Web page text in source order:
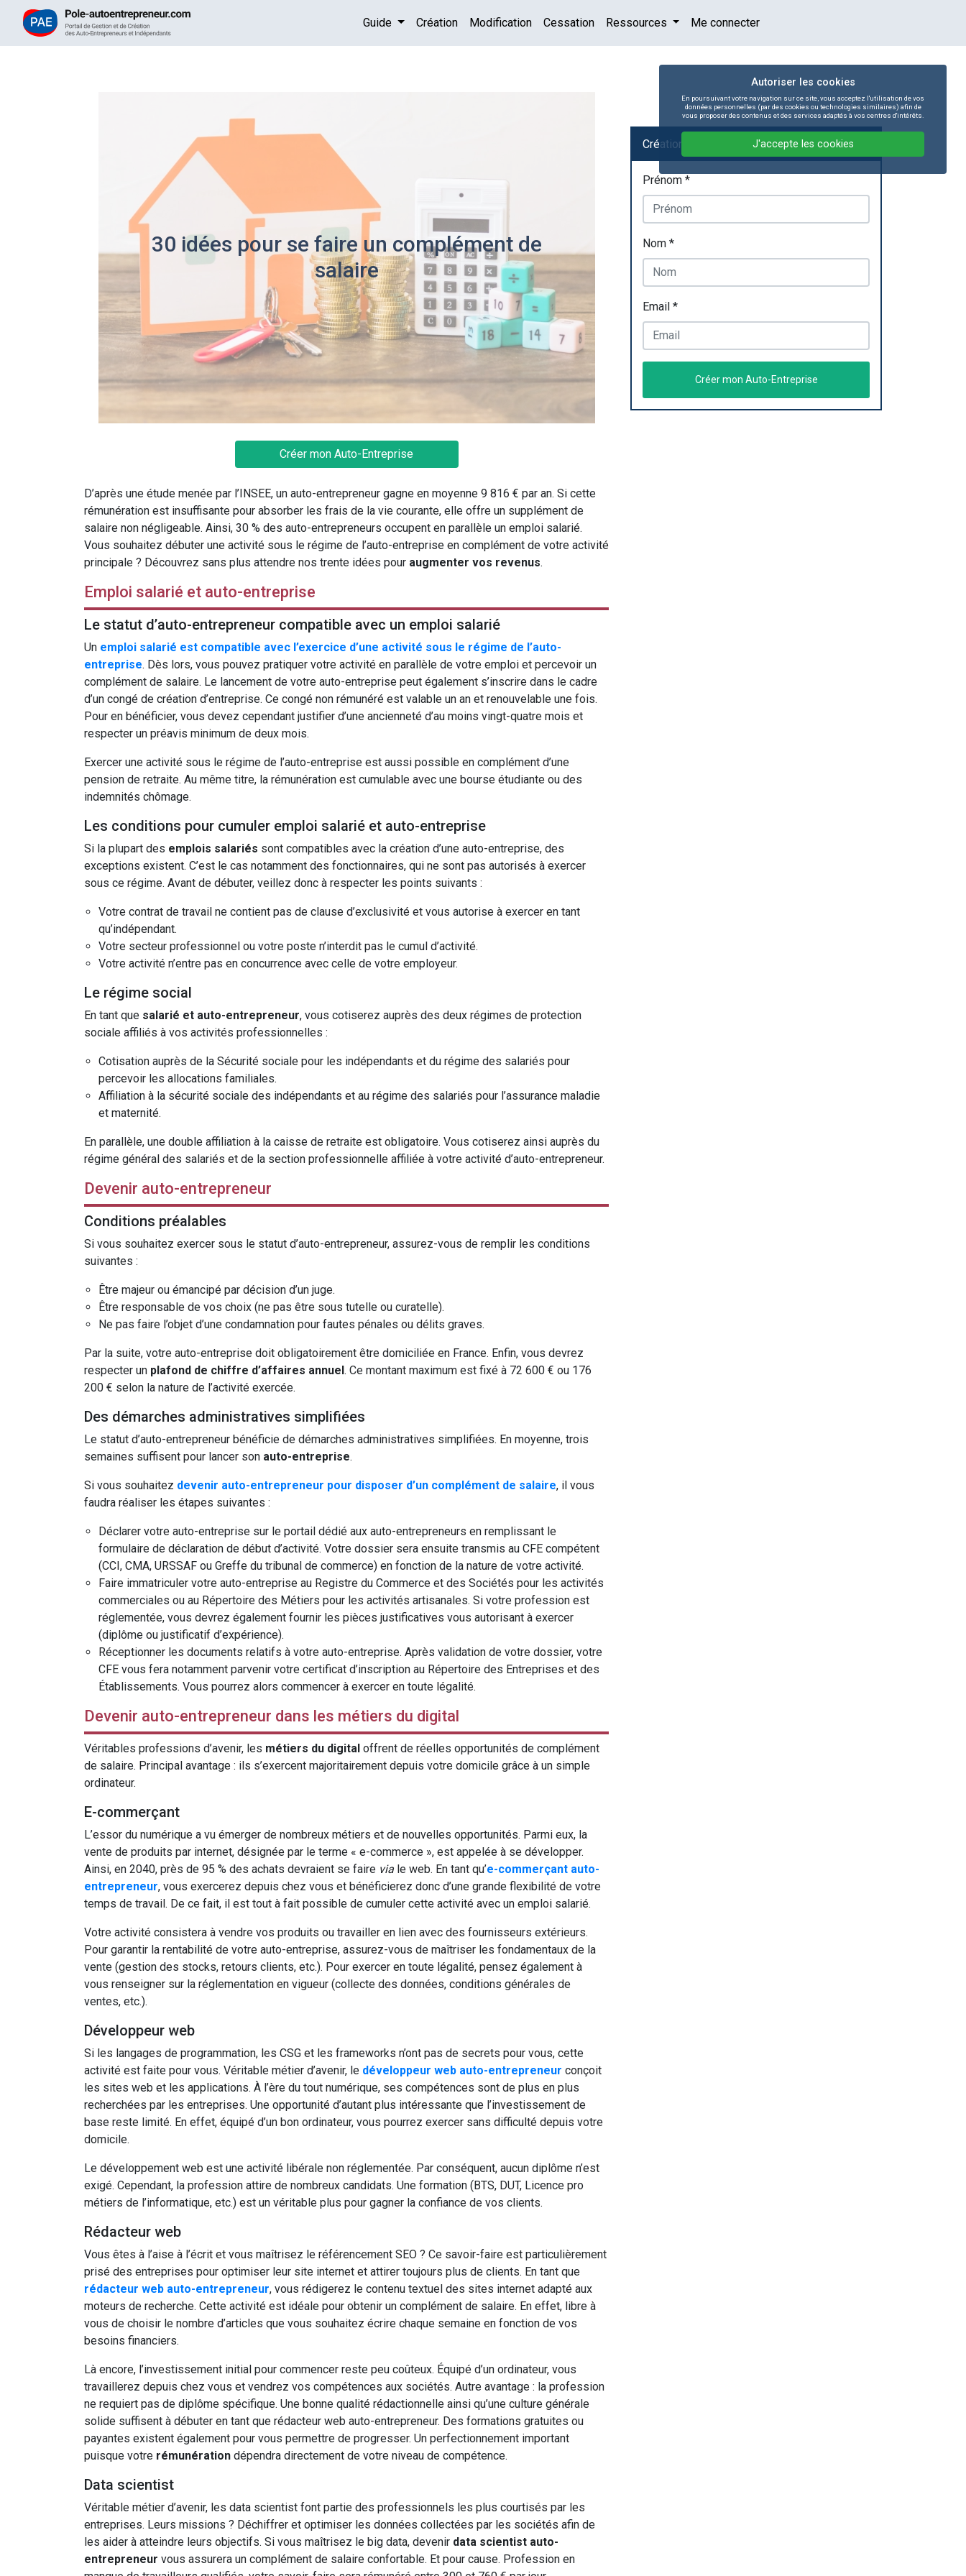
Guide Création Modification Cessation Ressources Me connecter
30 idées pour se faire un complément de
salaire
Créer mon Auto-Entreprise
D’après une étude menée par l’INSEE, un auto-entrepreneur gagne en moyenne 9 816 € par an. Si cette
rémunération est insuffisante pour absorber les frais de la vie courante, elle offre un supplément de
salaire non négligeable. Ainsi, 30 % des auto-entrepreneurs occupent en parallèle un emploi salarié.
Vous souhaitez débuter une activité sous le régime de l’auto-entreprise en complément de votre activité
principale ? Découvrez sans plus attendre nos trente idées pour augmenter vos revenus.
Emploi salarié et auto-entreprise
Le statut d’auto-entrepreneur compatible avec un emploi salarié
Un emploi salarié est compatible avec l’exercice d’une activité sous le régime de l’auto-
entreprise. Dès lors, vous pouvez pratiquer votre activité en parallèle de votre emploi et percevoir un
complément de salaire. Le lancement de votre auto-entreprise peut également s’inscrire dans le cadre
d’un congé de création d’entreprise. Ce congé non rémunéré est valable un an et renouvelable une fois.
Pour en bénéficier, vous devez cependant justifier d’une ancienneté d’au moins vingt-quatre mois et
respecter un préavis minimum de deux mois.
Exercer une activité sous le régime de l’auto-entreprise est aussi possible en complément d’une
pension de retraite. Au même titre, la rémunération est cumulable avec une bourse étudiante ou des
indemnités chômage.
Les conditions pour cumuler emploi salarié et auto-entreprise
Si la plupart des emplois salariés sont compatibles avec la création d’une auto-entreprise, des
exceptions existent. C’est le cas notamment des fonctionnaires, qui ne sont pas autorisés à exercer
sous ce régime. Avant de débuter, veillez donc à respecter les points suivants :
Votre contrat de travail ne contient pas de clause d’exclusivité et vous autorise à exercer en tant
qu’indépendant.
Votre secteur professionnel ou votre poste n’interdit pas le cumul d’activité.
Votre activité n’entre pas en concurrence avec celle de votre employeur.
Le régime social
En tant que salarié et auto-entrepreneur, vous cotiserez auprès des deux régimes de protection
sociale affiliés à vos activités professionnelles :
Cotisation auprès de la Sécurité sociale pour les indépendants et du régime des salariés pour
percevoir les allocations familiales.
Affiliation à la sécurité sociale des indépendants et au régime des salariés pour l’assurance maladie
et maternité.
En parallèle, une double affiliation à la caisse de retraite est obligatoire. Vous cotiserez ainsi auprès du
régime général des salariés et de la section professionnelle affiliée à votre activité d’auto-entrepreneur.
Devenir auto-entrepreneur
Conditions préalables
Si vous souhaitez exercer sous le statut d’auto-entrepreneur, assurez-vous de remplir les conditions
suivantes :
Être majeur ou émancipé par décision d’un juge.
Être responsable de vos choix (ne pas être sous tutelle ou curatelle).
Ne pas faire l’objet d’une condamnation pour fautes pénales ou délits graves.
Par la suite, votre auto-entreprise doit obligatoirement être domiciliée en France. Enfin, vous devrez
respecter un plafond de chiffre d’affaires annuel. Ce montant maximum est fixé à 72 600 € ou 176
200 € selon la nature de l’activité exercée.
Des démarches administratives simplifiées
Le statut d’auto-entrepreneur bénéficie de démarches administratives simplifiées. En moyenne, trois
semaines suffisent pour lancer son auto-entreprise.
Si vous souhaitez devenir auto-entrepreneur pour disposer d’un complément de salaire, il vous
faudra réaliser les étapes suivantes :
Déclarer votre auto-entreprise sur le portail dédié aux auto-entrepreneurs en remplissant le
formulaire de déclaration de début d’activité. Votre dossier sera ensuite transmis au CFE compétent
(CCI, CMA, URSSAF ou Greffe du tribunal de commerce) en fonction de la nature de votre activité.
Faire immatriculer votre auto-entreprise au Registre du Commerce et des Sociétés pour les activités
commerciales ou au Répertoire des Métiers pour les activités artisanales. Si votre profession est
réglementée, vous devrez également fournir les pièces justificatives vous autorisant à exercer
(diplôme ou justificatif d’expérience).
Réceptionner les documents relatifs à votre auto-entreprise. Après validation de votre dossier, votre
CFE vous fera notamment parvenir votre certificat d’inscription au Répertoire des Entreprises et des
Établissements. Vous pourrez alors commencer à exercer en toute légalité.
Devenir auto-entrepreneur dans les métiers du digital
Véritables professions d’avenir, les métiers du digital offrent de réelles opportunités de complément
de salaire. Principal avantage : ils s’exercent majoritairement depuis votre domicile grâce à un simple
ordinateur.
E-commerçant
L’essor du numérique a vu émerger de nombreux métiers et de nouvelles opportunités. Parmi eux, la
vente de produits par internet, désignée par le terme « e-commerce », est appelée à se développer.
Ainsi, en 2040, près de 95 % des achats devraient se faire via le web. En tant qu’e-commerçant auto-
entrepreneur, vous exercerez depuis chez vous et bénéficierez donc d’une grande flexibilité de votre
temps de travail. De ce fait, il est tout à fait possible de cumuler cette activité avec un emploi salarié.
Votre activité consistera à vendre vos produits ou travailler en lien avec des fournisseurs extérieurs.
Pour garantir la rentabilité de votre auto-entreprise, assurez-vous de maîtriser les fondamentaux de la
vente (gestion des stocks, retours clients, etc.). Pour exercer en toute légalité, pensez également à
vous renseigner sur la réglementation en vigueur (collecte des données, conditions générales de
ventes, etc.).
Développeur web
Si les langages de programmation, les CSG et les frameworks n’ont pas de secrets pour vous, cette
activité est faite pour vous. Véritable métier d’avenir, le développeur web auto-entrepreneur conçoit
les sites web et les applications. À l’ère du tout numérique, ses compétences sont de plus en plus
recherchées par les entreprises. Une opportunité d’autant plus intéressante que l’investissement de
base reste limité. En effet, équipé d’un bon ordinateur, vous pourrez exercer sans difficulté depuis votre
domicile.
Le développement web est une activité libérale non réglementée. Par conséquent, aucun diplôme n’est
exigé. Cependant, la profession attire de nombreux candidats. Une formation (BTS, DUT, Licence pro
métiers de l’informatique, etc.) est un véritable plus pour gagner la confiance de vos clients.
Rédacteur web
Vous êtes à l’aise à l’écrit et vous maîtrisez le référencement SEO ? Ce savoir-faire est particulièrement
prisé des entreprises pour optimiser leur site internet et attirer toujours plus de clients. En tant que
rédacteur web auto-entrepreneur, vous rédigerez le contenu textuel des sites internet adapté aux
moteurs de recherche. Cette activité est idéale pour obtenir un complément de salaire. En effet, libre à
vous de choisir le nombre d’articles que vous souhaitez écrire chaque semaine en fonction de vos
besoins financiers.
Là encore, l’investissement initial pour commencer reste peu coûteux. Équipé d’un ordinateur, vous
travaillerez depuis chez vous et vendrez vos compétences aux sociétés. Autre avantage : la profession
ne requiert pas de diplôme spécifique. Une bonne qualité rédactionnelle ainsi qu’une culture générale
solide suffisent à débuter en tant que rédacteur web auto-entrepreneur. Des formations gratuites ou
payantes existent également pour vous permettre de progresser. Un perfectionnement important
puisque votre rémunération dépendra directement de votre niveau de compétence.
Data scientist
Véritable métier d’avenir, les data scientist font partie des professionnels les plus courtisés par les
entreprises. Leurs missions ? Déchiffrer et optimiser les données collectées par les sociétés afin de
les aider à atteindre leurs objectifs. Si vous maîtrisez le big data, devenir data scientist auto-
entrepreneur vous assurera un complément de salaire confortable. Et pour cause. Profession en
Création rapide et facile
Prénom *
Nom *
Email *
Créer mon Auto-Entreprise
Autoriser les cookies
En poursuivant votre navigation sur ce site, vous acceptez l'utilisation de vos
données personnelles (par des cookies ou technologies similaires) afin de
vous proposer des contenus et des services adaptés à vos centres d'intérêts.
J'accepte les cookies